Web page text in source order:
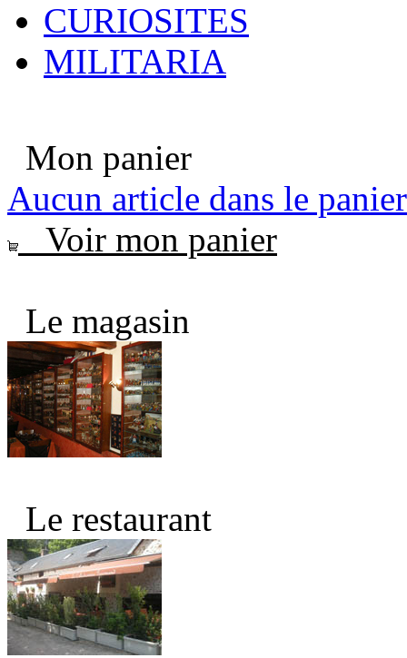
CURIOSITES
MILITARIA
Mon panier
Aucun article dans le panier
Voir mon panier
Le magasin
Le restaurant